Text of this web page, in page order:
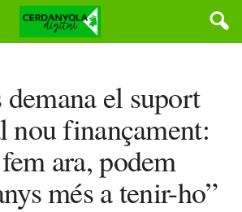
demana el suport
nou finançament:
ara, podem
més a tenir-ho”